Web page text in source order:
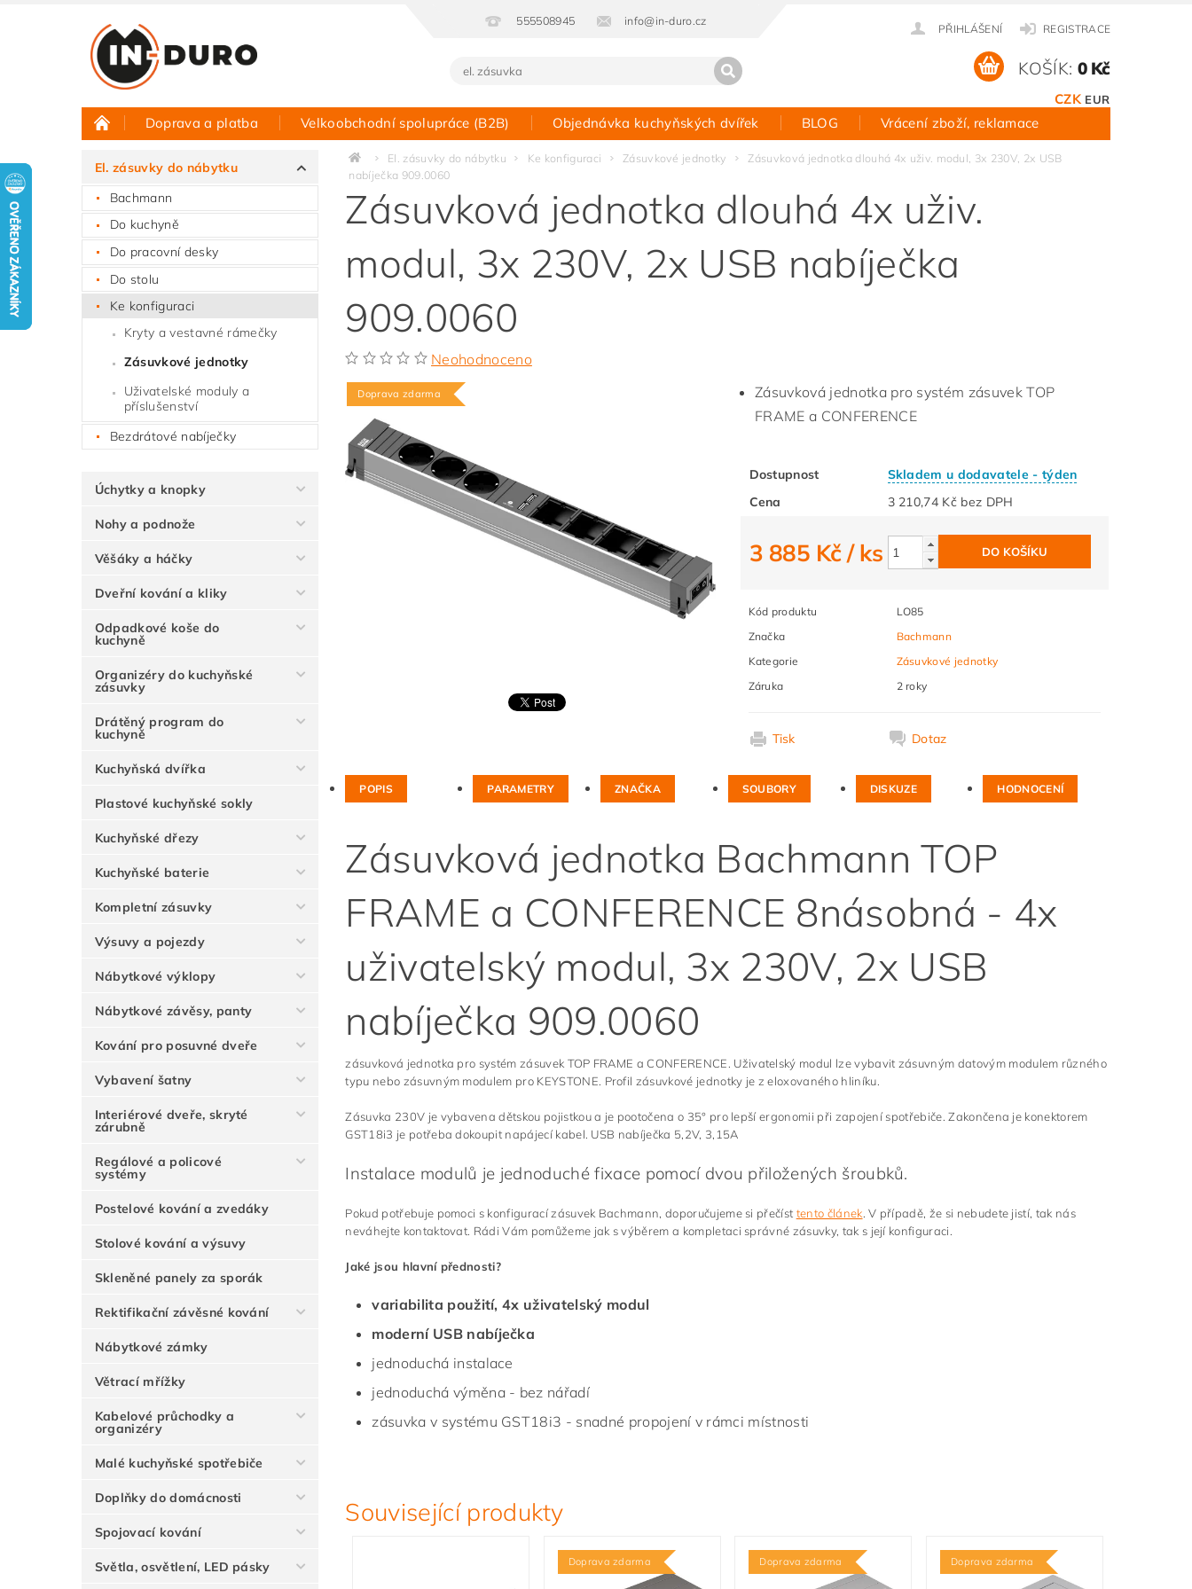
555508945 info@in-duro.cz
PŘIHLÁŠENÍ REGISTRACE
CZK EUR
KOŠÍK: 0 Kč
Doprava a platba Velkoobchodní spolupráce (B2B) Objednávka kuchyňských dvířek BLOG Vrácení zboží, reklamace
Půjčovna vzorků Hodnocení obchodu Kontakt
El. zásuvky do nábytku
Bachmann
Do kuchyně
Do pracovní desky
Do stolu
Ke konfiguraci
Kryty a vestavné rámečky
Zásuvkové jednotky
Uživatelské moduly a
příslušenství
Bezdrátové nabíječky
Úchytky a knopky
Nohy a podnože
Věšáky a háčky
Dveřní kování a kliky
Odpadkové koše do
kuchyně
Organizéry do kuchyňské
zásuvky
Drátěný program do
kuchyně
Kuchyňská dvířka
Plastové kuchyňské sokly
Kuchyňské dřezy
Kuchyňské baterie
Kompletní zásuvky
Výsuvy a pojezdy
Nábytkové výklopy
Nábytkové závěsy, panty
Kování pro posuvné dveře
Vybavení šatny
Interiérové dveře, skryté
zárubně
Regálové a policové
systémy
Postelové kování a zvedáky
Stolové kování a výsuvy
Skleněné panely za sporák
Rektifikační závěsné kování
Nábytkové zámky
Větrací mřížky
Kabelové průchodky a
organizéry
Malé kuchyňské spotřebiče
Doplňky do domácnosti
Spojovací kování
Světla, osvětlení, LED pásky
El. zásuvky do nábytku Ke konfiguraci Zásuvkové jednotky
Zásuvková jednotka dlouhá 4x uživ. modul, 3x 230V, 2x USB
nabíječka 909.0060
Zásuvková jednotka dlouhá 4x uživ.
modul, 3x 230V, 2x USB nabíječka
909.0060
Neohodnoceno
Doprava zdarma
Zásuvková jednotka pro systém zásuvek TOP
FRAME a CONFERENCE
Dostupnost
Skladem u dodavatele - týden
Cena
3 210,74 Kč bez DPH
3 885 Kč/ ks
Kód produktu
LO85
Značka
Bachmann
Kategorie
Zásuvkové jednotky
Záruka
2 roky
Tisk Dotaz
POPIS PARAMETRY ZNAČKA SOUBORY DISKUZE HODNOCENÍ
Zásuvková jednotka Bachmann TOP
FRAME a CONFERENCE 8násobná - 4x
uživatelský modul, 3x 230V, 2x USB
nabíječka 909.0060
zásuvková jednotka pro systém zásuvek TOP FRAME a CONFERENCE. Uživatelský modul lze vybavit zásuvným datovým modulem různého
typu nebo zásuvným modulem pro KEYSTONE. Profil zásuvkové jednotky je z eloxovaného hliníku.
Zásuvka 230V je vybavena dětskou pojistkou a je pootočena o 35° pro lepší ergonomii při zapojení spotřebiče. Zakončena je konektorem
GST18i3 je potřeba dokoupit napájecí kabel. USB nabíječka 5,2V, 3,15A
Instalace modulů je jednoduché fixace pomocí dvou přiložených šroubků.
Pokud potřebuje pomoci s konfigurací zásuvek Bachmann, doporučujeme si přečíst tento článek . V případě, že si nebudete jistí, tak nás
neváhejte kontaktovat. Rádi Vám pomůžeme jak s výběrem a kompletaci správné zásuvky, tak s její konfiguraci.
Jaké jsou hlavní přednosti?
variabilita použití, 4x uživatelský modul
moderní USB nabíječka
jednoduchá instalace
jednoduchá výměna - bez nářadí
zásuvka v systému GST18i3 - snadné propojení v rámci místnosti
Související produkty
Doprava zdarma Doprava zdarma Doprava zdarma